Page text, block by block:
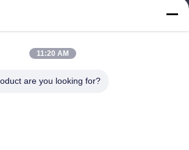
11:20 AM
are you looking for?